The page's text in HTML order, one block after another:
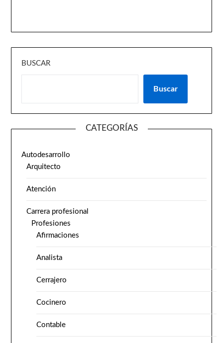
BUSCAR
Buscar
CATEGORÍAS
Autodesarrollo
Arquitecto
Atención
Carrera profesional
Profesiones
Afirmaciones
Analista
Cerrajero
Cocinero
Contable